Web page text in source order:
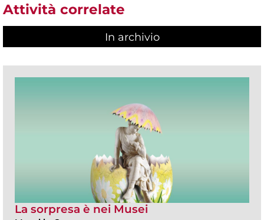
Attività correlate
In archivio
La sorpresa è nei Musei